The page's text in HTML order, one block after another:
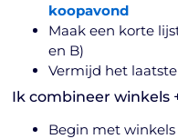
koopavond
Maak een korte
en B)
Vermijd het
Ik combineer winkels
Begin met